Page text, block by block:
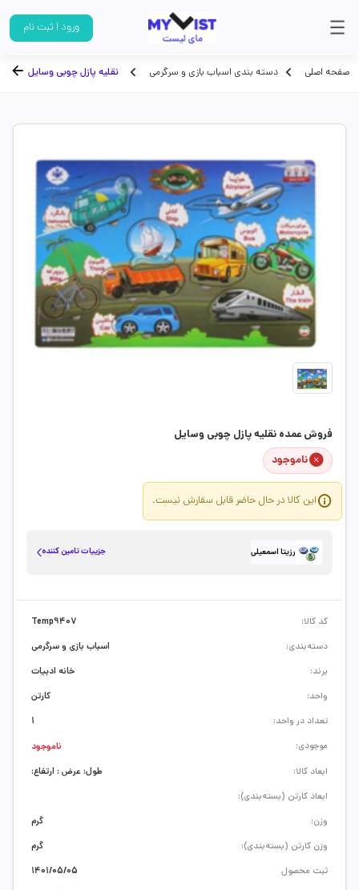
ورود | ثبت نام
صفحه اصلی دسته بندی اسباب بازی و سرگرمی نقلیه پازل چوبی وسایل
فروش عمده نقلیه پازل چوبی وسایل
ناموجود
این کالا در حال حاضر قابل سفارش نیست.
رزیتا اسمعیلی جزییات تامین کننده
ابعاد کالا:
طول: عرض : ارتفاع:
ابعاد کارتن (بسته‌بندی):
وزن:
گرم
وزن کارتن (بسته‌بندی):
گرم
ثبت محصول
1401/05/05
کد کالا:
Temp9407
دسته‌بندی:
اسباب بازی و سرگرمی
برند:
خانه ادبیات
واحد:
کارتن
تعداد در واحد:
1
موجودی:
ناموجود